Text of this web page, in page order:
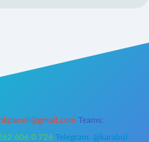
Teams:
606 0 726 Telegram: @karabul